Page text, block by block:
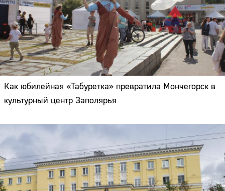
Как юбилейная «Табуретка» превратила Мончегорск в
культурный центр Заполярья